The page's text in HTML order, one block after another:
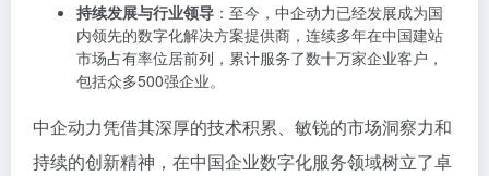
持续发展与行业领导 ：至今，中企动力已经发展成为国
内领先的数字化解决方案提供商，连续多年在中国建站
市场占有率位居前列，累计服务了数十万家企业客户，
包括众多500强企业。
中企动力凭借其深厚的技术积累、敏锐的市场洞察力和
持续的创新精神，在中国企业数字化服务领域树立了卓